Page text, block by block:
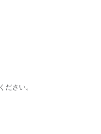
ださい。